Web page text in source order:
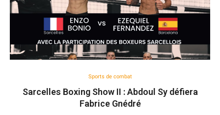
Sports de combat
Sarcelles Boxing Show II : Abdoul Sy défiera
Fabrice Gnédré